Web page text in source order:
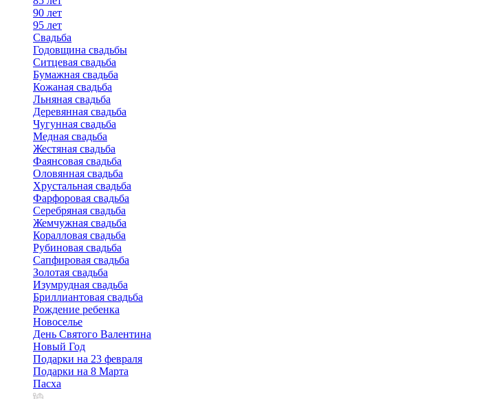
90 лет
95 лет
Свадьба
Годовщина свадьбы
Ситцевая свадьба
Бумажная свадьба
Кожаная свадьба
Льняная свадьба
Деревянная свадьба
Чугунная свадьба
Медная свадьба
Жестяная свадьба
Фаянсовая свадьба
Оловянная свадьба
Хрустальная свадьба
Фарфоровая свадьба
Серебряная свадьба
Жемчужная свадьба
Коралловая свадьба
Рубиновая свадьба
Сапфировая свадьба
Золотая свадьба
Изумрудная свадьба
Бриллиантовая свадьба
Рождение ребенка
Новоселье
День Святого Валентина
Новый Год
Подарки на 23 февраля
Подарки на 8 Марта
Пасха